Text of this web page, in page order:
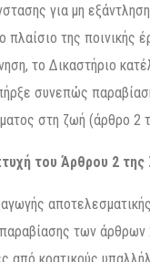
για μη
πλαίσιο της ποινικής
το Δικαστήριο
συνεπώς
στη ζωή (άρθρο 2
του Άρθρου 2
των άρθρων